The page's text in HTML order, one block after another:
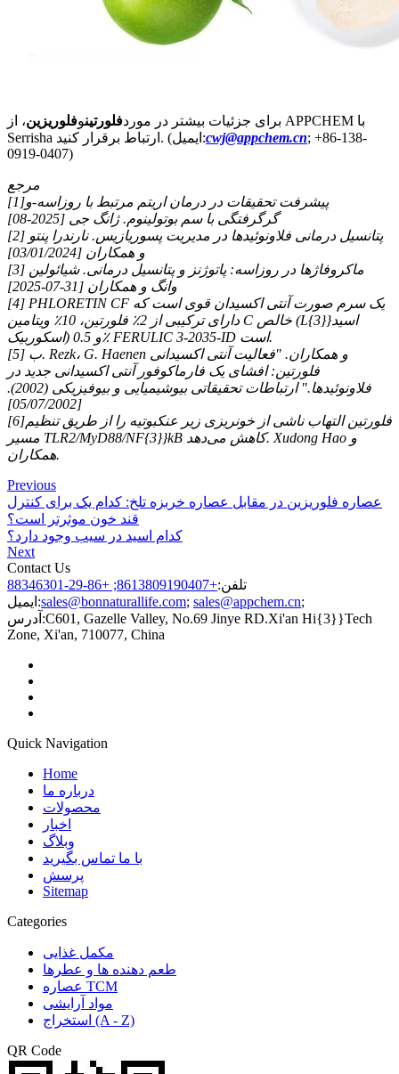
برای جزئیات بیشتر در موردفلورتینوفلوریزین، از APPCHEM با
Serrisha ارتباط برقرار کنید. (ایمیل:cwj@appchem.cn; +86-138-
0919-0407)
مرجع
[1]پیشرفت تحقیقات در درمان اریتم مرتبط با روزاسه-و
گرگرفتگی با سم بوتولینوم. ژانگ جی [2025-08]
[2] پتانسیل درمانی فلاونوئیدها در مدیریت پسوریازیس. نارندرا پنتو
و همکاران [03/01/2024]
[3] ماکروفاژها در روزاسه: پاتوژنز و پتانسیل درمانی. شیائولین
وانگ و همکاران [31-07-2025]
[4] PHLORETIN CF یک سرم صورت آنتی اکسیدان قوی است که
دارای ترکیبی از 2٪ فلورتین، 10٪ ویتامین C خالص (L{3}}اسید
اسکوربیک) و 0.5٪ FERULIC 3-2035-ID است.
[5] ب. Rezk، G. Haenen و همکاران. "فعالیت آنتی اکسیدانی
فلورتین: افشای یک فارماکوفور آنتی اکسیدانی جدید در
فلاونوئیدها." ارتباطات تحقیقاتی بیوشیمیایی و بیوفیزیکی (2002).
[05/07/2002]
[6]فلورتین التهاب ناشی از خونریزی زیر عنکبوتیه را از طریق تنظیم
مسیر TLR2/MyD88/NF{3}}kB کاهش می‌دهد. Xudong Hao و
همکاران.
Previous
عصاره فلوریزین در مقابل عصاره خربزه تلخ: کدام یک برای کنترل
قند خون موثرتر است؟
کدام اسید در سیب وجود دارد؟
Next
Contact Us
تلفن:+8613809190407; +86-29-88346301
ایمیل:sales@bonnaturallife.com; sales@appchem.cn;
آدرس:C601, Gazelle Valley, No.69 Jinye RD.Xi'an Hi{3}}Tech
Zone, Xi'an, 710077, China
Quick Navigation
Home
درباره ما
محصولات
اخبار
وبلاگ
با ما تماس بگیرید
پرسش
Sitemap
Categories
مکمل غذایی
طعم دهنده ها و عطرها
عصاره TCM
مواد آرایشی
استخراج (A - Z)
QR Code